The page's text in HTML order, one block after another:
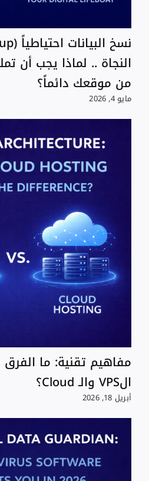
النجاة .. لماذا يجب أن
من موقعك دائماً؟
مايو 4, 2026
مفاهيم تقنية: ما
الVPS والـ Cloud؟
أبريل 18, 2026